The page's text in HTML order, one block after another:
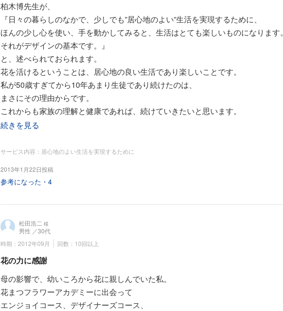
柏木博先生が、
『日々の暮らしのなかで、少しでも”居心地のよい”生活を実現するために、
ほんの少し心を使い、手を動かしてみると、生活はとても楽しいものになります。
それがデザインの基本です。』
と、述べられておられます。
花を活けるということは、居心地の良い生活であり楽しいことです。
私が50歳すぎてから10年あまり生徒であり続けたのは、
まさにその理由からです。
これからも家族の理解と健康であれば、続けていきたいと思います。
現在も継続中
続きを見る
サービス内容：居心地のよい生活を実現するために
2013年1月22日投稿
参考になった・ 4
松田浩二 様
男性 ／30代
時期：2012年09月
回数：10回以上
花の力に感謝
母の影響で、幼いころから花に親しんでいた私。
花まつフラワーアカデミーに出会って
エンジョイコース、デザイナーズコース、